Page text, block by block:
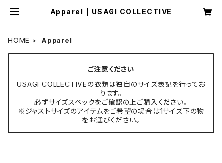
Apparel | USAGI COLLECTIVE
HOME Apparel
ご注意ください
USAGI COLLECTIVEの衣類は独自のサイズ表記を行ってお
ります。
必ずサイズスペックをご確認の上ご購入ください。
※ジャストサイズのアイテムをご希望の場合は1サイズ下の物
をお選びください。